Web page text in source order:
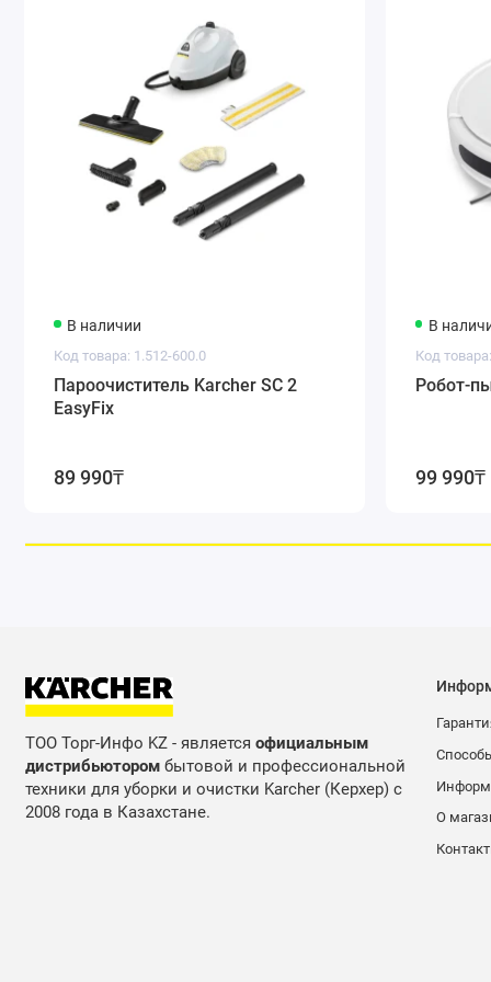
В наличии
Код товара: 1.512-600.0
Пароочиститель Karcher SC 2
EasyFix
89 990₸
В
Код
Робот-
99 990₸
ТОО Торг-Инфо KZ - является официальным
дистрибьюторомбытовой и профессиональной
техники для уборки и очистки Karcher (Керхер) с
2008 года в Казахстане.
О